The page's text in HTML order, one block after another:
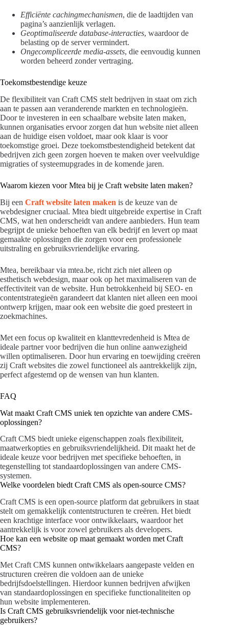
Efficiënte cachingmechanismen, die de laadtijden van
pagina’s aanzienlijk verlagen.
Geoptimaliseerde database-interacties, waardoor de
belasting op de server vermindert.
Ongecompliceerde media-assets, die eenvoudig kunnen
worden beheerd zonder vertraging.
Toekomstbestendige keuze
De flexibiliteit van Craft CMS stelt bedrijven in staat om zich
aan te passen aan veranderende markten en technologieën.
Door te investeren in een schaalbare website laten maken,
kunnen organisaties ervoor zorgen dat hun website niet alleen
aan de huidige eisen voldoet, maar ook klaar is voor
toekomstige groei. Deze toekomstbestendigheid betekent dat
bedrijven zich geen zorgen hoeven te maken over veelvuldige
migraties of systeemupgrades in de komende jaren.
Waarom kiezen voor Mtea bij je Craft website laten maken?
Bij een Craft website laten maken is de keuze van de
webdesigner cruciaal. Mtea biedt uitgebreide expertise in Craft
CMS, wat hen onderscheidt van andere aanbieders. Hun team
begrijpt de unieke behoeften van elk bedrijf en levert op maat
gemaakte oplossingen die zorgen voor een professionele
uitstraling en gebruiksvriendelijke ervaring.
Mtea, bereikbaar via mtea.be, richt zich niet alleen op
esthetisch webdesign, maar ook op het maximaliseren van de
effectiviteit van de website. Hun betrokkenheid bij SEO- en
contentstrategieën garandeert dat klanten niet alleen een mooi
ontwerp krijgen, maar ook een website die goed presteert in
zoekmachines.
Met een focus op kwaliteit en klanttevredenheid is Mtea de
ideale partner voor bedrijven die hun online aanwezigheid
willen optimaliseren. Door hun ervaring en toewijding creëren
zij Craft websites die zowel functioneel als aantrekkelijk zijn,
perfect afgestemd op de wensen van hun klanten.
FAQ
Wat maakt Craft CMS uniek ten opzichte van andere CMS-
oplossingen?
Craft CMS biedt unieke eigenschappen zoals flexibiliteit,
maatwerkopties en gebruiksvriendelijkheid. Dit maakt het de
ideale keuze voor bedrijven met specifieke behoeften, in
tegenstelling tot standaardoplossingen van andere CMS-
systemen.
Welke voordelen biedt Craft CMS als open-source CMS?
Craft CMS is een open-source platform dat gebruikers in staat
stelt om gemakkelijk contentstructuren te creëren. Het biedt
een krachtige interface voor ontwikkelaars, waardoor het
aantrekkelijk is voor zowel gebruikers als developers.
Hoe kan een website op maat gemaakt worden met Craft
CMS?
Met Craft CMS kunnen ontwikkelaars aangepaste velden en
structuren creëren die voldoen aan de unieke
bedrijfsdoelstellingen. Hierdoor kunnen bedrijven afwijken
van standaardoplossingen en specifieke functionaliteiten op
hun website implementeren.
Is Craft CMS gebruiksvriendelijk voor niet-technische
gebruikers?